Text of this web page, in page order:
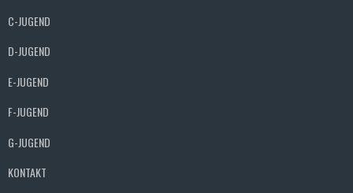
C-JUGEND
D-JUGEND
E-JUGEND
F-JUGEND
G-JUGEND
KONTAKT